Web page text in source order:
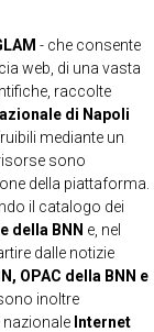
- che consente
web, di una vasta
raccolte
di Napoli
mediante un
sono
della piattaforma.
il catalogo dei
della BNN e, nel
dalle notizie
OPAC della BNN e
inoltre
nazionale Internet